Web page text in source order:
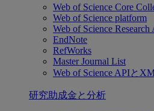
Web of Science Core
Web of Science platform
Web of Science Research
EndNote
RefWorks
Master Journal List
Web of Science APIと
研究助成金と分析